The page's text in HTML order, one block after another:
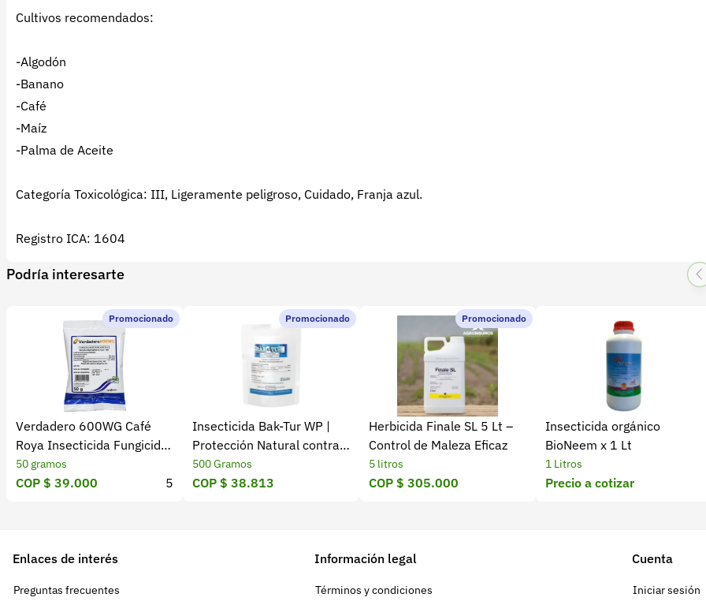
Cultivos recomendados:
-Algodón
-Banano
-Café
-Maíz
-Palma de Aceite
Categoría Toxicológica: III, Ligeramente peligroso, Cuidado, Franja azul.
Registro ICA: 1604
Podría interesarte
Promocionado
Verdadero 600WG Café
Roya Insecticida Fungicida
ICA
50 gramos
COP $ 39.000 5
Promocionado
Insecticida Bak-Tur WP |
Protección Natural contra
Insectos
500 Gramos
COP $ 38.813
Promocionado
Herbicida Finale SL 5 Lt –
Control de Maleza Eficaz
5 litros
COP $ 305.000
Insecticida orgánico
BioNeem x 1 Lt
1 Litros
Precio a cotizar
Enlaces de interés
Preguntas frecuentes
Información legal
Términos y condiciones
Cuenta
Iniciar sesión